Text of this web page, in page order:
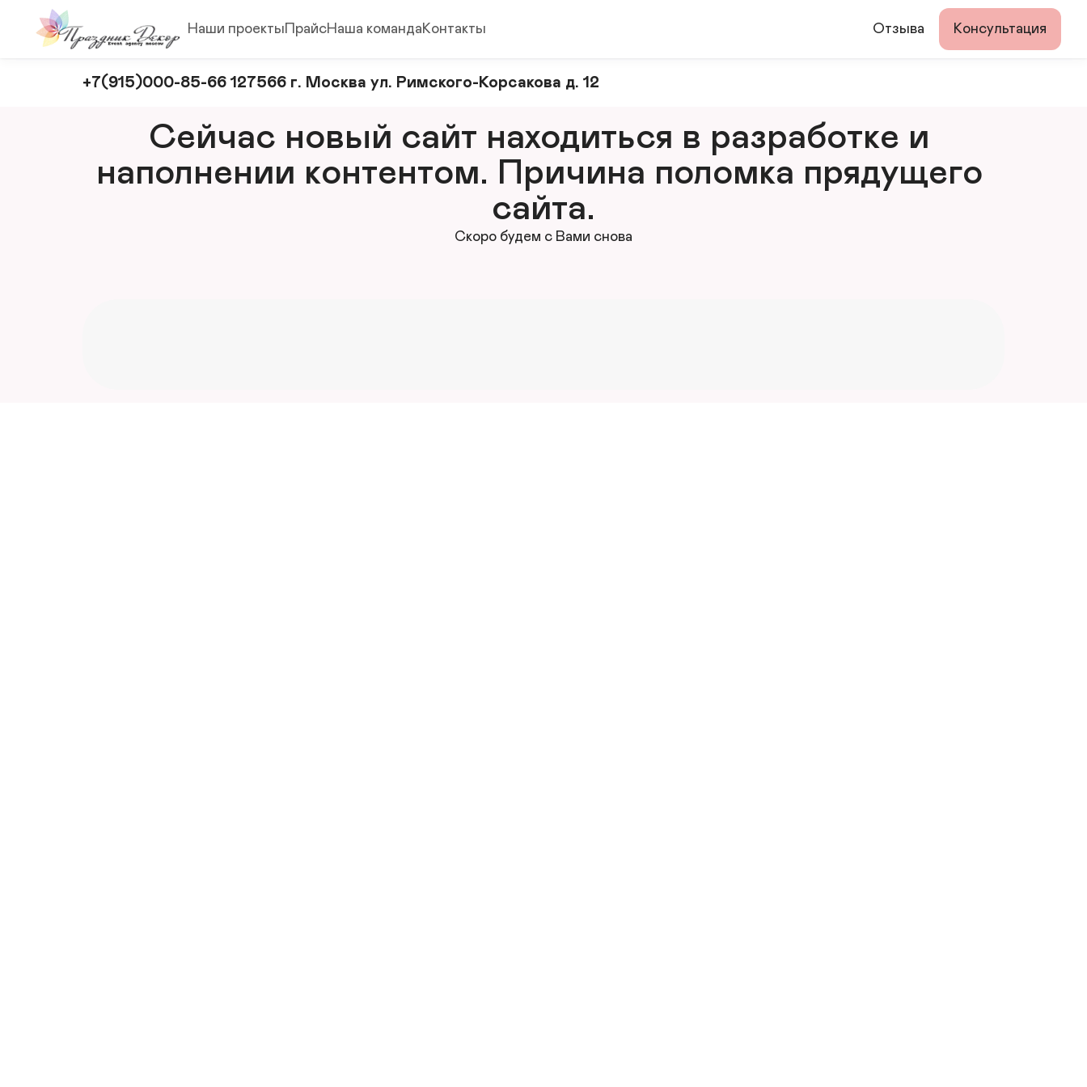
Наши проектыПрайсНаша командаКонтакты Отзыва Консультация
Оформление
мероприятий
+7(915)000-85-66 127566 г. Москва ул. Римского-Корсакова д. 12
Сейчас новый сайт находиться в разработке и
наполнении контентом. Причина поломка прядущего
сайта.
Скоро будем с Вами снова